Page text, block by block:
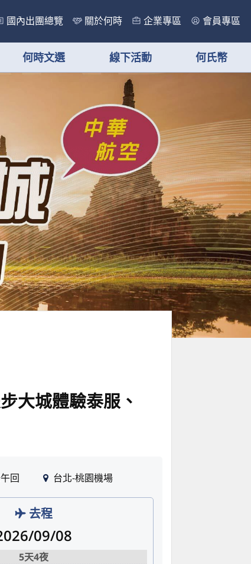
國內出團總覽 關於何時 企業專區 會員專區
何時文選 線下活動 何氏幣
大城體驗泰服、
回 台北-桃園機場
去程
09/08
5天4夜